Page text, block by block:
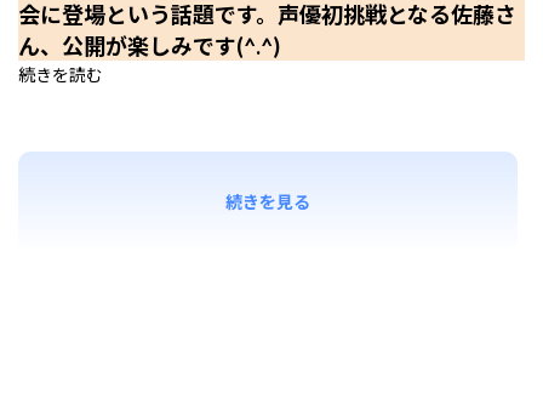
会に登場という話題です。声優初挑戦となる佐藤さ
ん、公開が楽しみです(^.^)
続きを読む
続きを見る